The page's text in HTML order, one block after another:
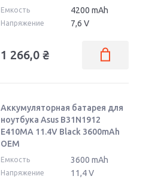
Емкость 4200 mAh
Напряжение 7,6 V
1 266,0 ₴
Аккумуляторная батарея для
ноутбука Asus B31N1912
E410MA 11.4V Black 3600mAh
OEM
Емкость 3600 mAh
Напряжение 11,4 V